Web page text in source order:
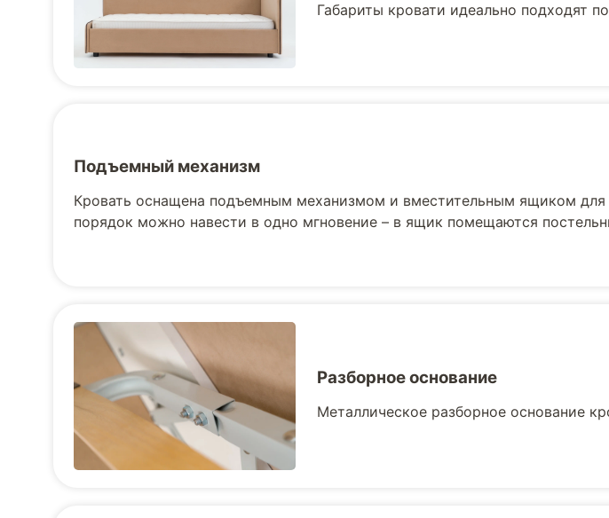
Габариты кровати идеально подходят
Подъемный механизм
Кровать оснащена подъемным механизмом и вместительным ящиком для
порядок можно навести в одно мгновение – в ящик помещаются
Разборное основание
Металлическое разборное основание